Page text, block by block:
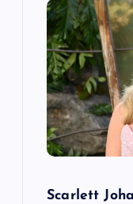
Scarlett